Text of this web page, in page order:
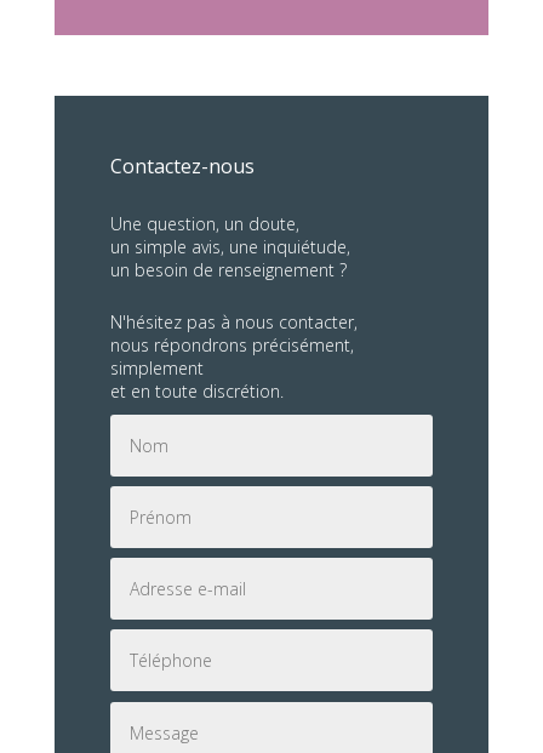
Contactez-nous
Une question, un doute,
un simple avis, une inquiétude,
un besoin de renseignement ?
N'hésitez pas à nous contacter,
nous répondrons précisément,
simplement
et en toute discrétion.